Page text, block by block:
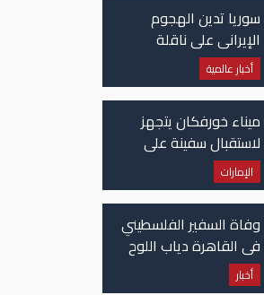
سوريا تدين الهجوم
الإيراني على ناقلة
"أدنوك" في مضيق هرمز
أخبار عالمية
ميناء خورفكان يتجهز
لاستقبال سفينة على
متنها 6068 سيارة صينية
الإمارات
وفاة السفير الفلسطيني
في القاهرة دياب اللوح
أخبار